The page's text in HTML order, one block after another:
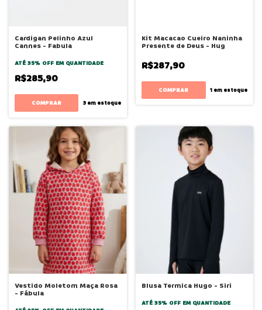
Cardigan Pelinho Azul
Cannes - Fabula
ATÉ 35% OFF EM QUANTIDADE
R$285,90
COMPRAR 3em estoque
Kit Macacao Cueiro Naninha
Presente de Deus - Hug
R$287,90
COMPRAR 1 em estoque
Vestido Moletom Maça Rosa
- Fábula
Blusa Termica Hugo - Siri
ATÉ 35% OFF EM QUANTIDADE